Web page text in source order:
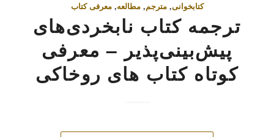
کتابخوانی,مترجم,مطالعه,معرفی کتاب
ترجمه کتاب نابخردی‌های
پیش‌بینی‌پذیر – معرفی
کوتاه کتاب‌ های روخاکی